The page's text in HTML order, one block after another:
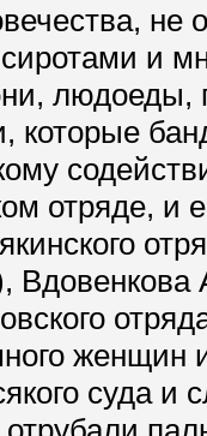
сиротами и
людоеды,
которые
отряде,
Вдовенкова
женщин
суда и